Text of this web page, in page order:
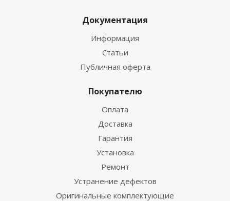
Документация
Информация
Статьи
Публичная оферта
Покупателю
Оплата
Доставка
Гарантия
Установка
Ремонт
Устранение дефектов
Оригинальные комплектующие